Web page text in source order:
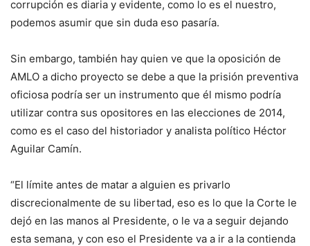
corrupción es diaria y evidente, como lo es el nuestro,
podemos asumir que sin duda eso pasaría.
Sin embargo, también hay quien ve que la oposición de
AMLO a dicho proyecto se debe a que la prisión preventiva
oficiosa podría ser un instrumento que él mismo podría
utilizar contra sus opositores en las elecciones de 2014,
como es el caso del historiador y analista político Héctor
Aguilar Camín.
“El límite antes de matar a alguien es privarlo
discrecionalmente de su libertad, eso es lo que la Corte le
dejó en las manos al Presidente, o le va a seguir dejando
esta semana, y con eso el Presidente va a ir a la contienda